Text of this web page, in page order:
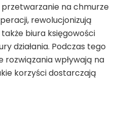
na chmurze
rewolucjonizują
biura księgowości
działania. Podczas tego
wpływają na
korzyści dostarczają